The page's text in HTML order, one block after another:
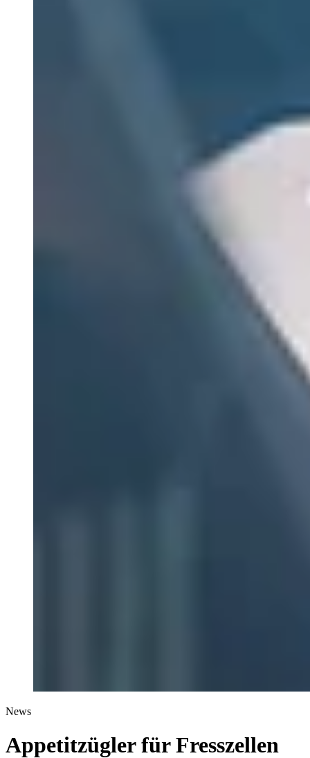
News
Appetitzügler für Fresszellen